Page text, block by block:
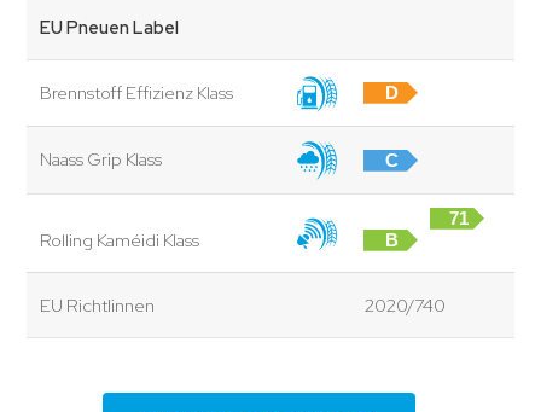
EU Pneuen Label
Brennstoff Effizienz Klass D
Naass Grip Klass C
Rolling Kaméidi Klass B
71
EU Richtlinnen 2020/740